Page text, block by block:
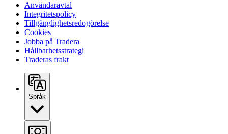
Användaravtal
Integritetspolicy
Tillgänglighetsredogörelse
Cookies
Jobba på Tradera
Hållbarhetsstrategi
Traderas frakt
Språk